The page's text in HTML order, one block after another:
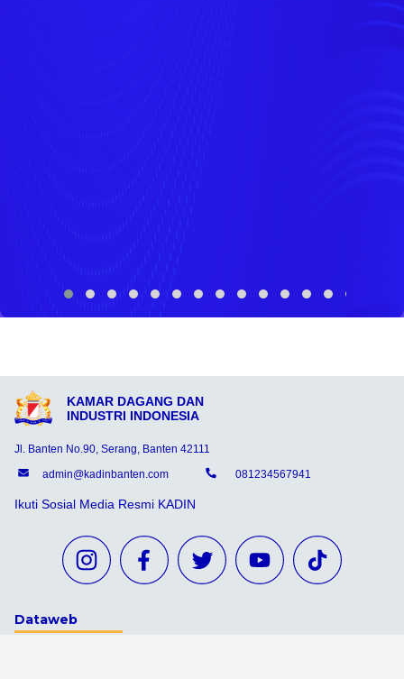
KAMAR DAGANG DAN
INDUSTRI INDONESIA
Jl. Banten No.90, Serang, Banten 42111
admin@kadinbanten.com
081234567941
Ikuti Sosial Media Resmi KADIN
Dataweb